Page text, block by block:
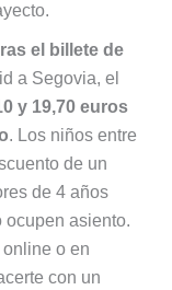
el billete de
a Segovia, el
y 19,70 euros
. Los niños entre
de un
de 4 años
ocupen asiento.
o en
con un